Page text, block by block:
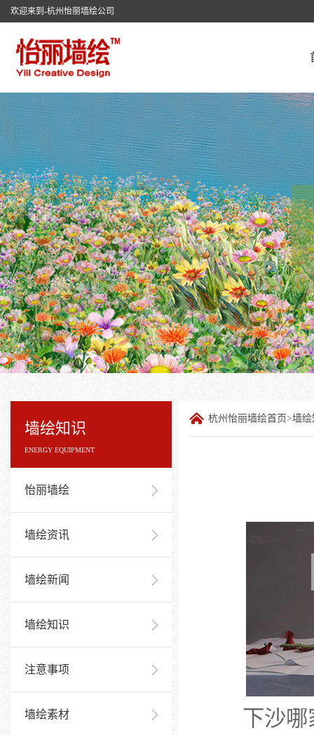
欢迎来到-杭州怡丽墙绘公司
墙绘知识
ENERGY EQUIPMENT
怡丽墙绘
墙绘资讯
墙绘新闻
墙绘知识
注意事项
墙绘素材
杭州怡丽墙绘首页>墙绘
下沙哪家